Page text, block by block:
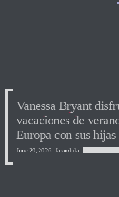
Vanessa Bryant
vacaciones de
Europa con sus hijas
June 29, 2026 -farandula